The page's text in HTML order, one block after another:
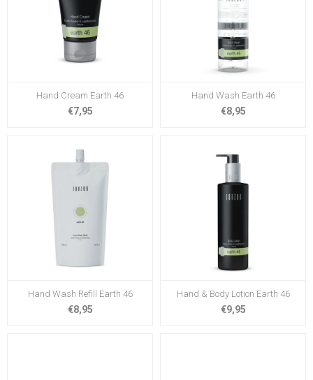
Hand Cream Earth 46
€7,95
Hand Wash Earth 46
€8,95
Hand Wash Refill Earth 46
€8,95
Hand & Body Lotion Earth 46
€9,95